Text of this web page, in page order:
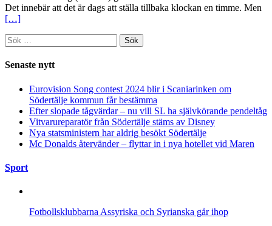
Det innebär att det är dags att ställa tillbaka klockan en timme. Men
[…]
Sök
efter:
Senaste nytt
Eurovision Song contest 2024 blir i Scaniarinken om
Södertälje kommun får bestämma
Efter slopade tågvärdar – nu vill SL ha självkörande pendeltåg
Vitvarureparatör från Södertälje stäms av Disney
Nya statsministern har aldrig besökt Södertälje
Mc Donalds återvänder – flyttar in i nya hotellet vid Maren
Sport
Fotbollsklubbarna Assyriska och Syrianska går ihop